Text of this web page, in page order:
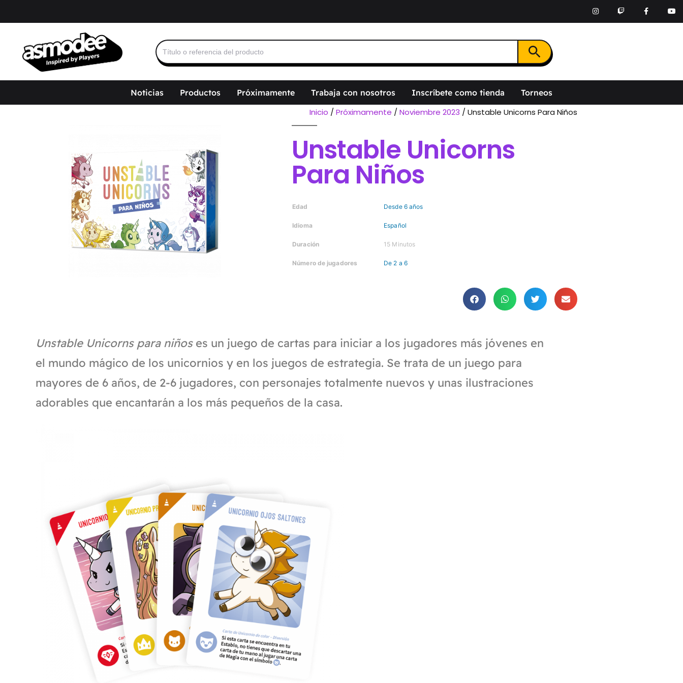
Buscar: Botón de búsqueda
Noticias Productos Próximamente Trabaja con nosotros Inscríbete como tienda Torneos
Inicio / Próximamente / Noviembre 2023 / Unstable Unicorns Para Niños
Unstable Unicorns
Para Niños
Edad Desde 6 años
Idioma Español
Duración 15 Minutos
Número de jugadores De 2 a 6
Unstable Unicorns para niñoses un juego de cartas para iniciar a los jugadores más jóvenes en
el mundo mágico de los unicornios y en los juegos de estrategia. Se trata de un juego para
mayores de 6 años, de 2-6 jugadores, con personajes totalmente nuevos y unas ilustraciones
adorables que encantarán a los más pequeños de la casa.